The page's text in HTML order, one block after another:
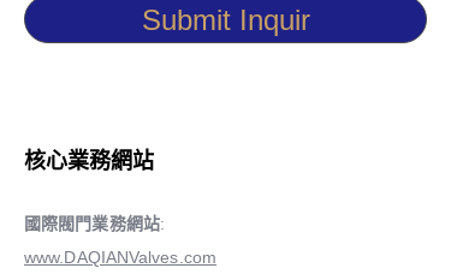
Submit Inquir
核心業務網站
國際閥門業務網站:
www.DAQIANValves.com